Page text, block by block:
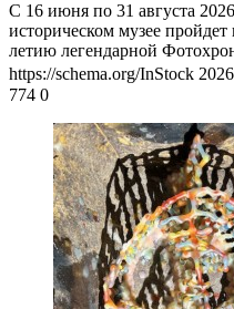
С 16 июня по 31 августа
историческом музее
летию легендарной
https://schema.org/InStock
774 0